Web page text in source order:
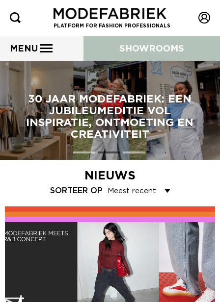
PLATFORM FOR FASHION PROFESSIONALS
MENU SHOWROOMS
30 JAAR MODEFABRIEK: EEN
JUBILEUMEDITIE VOL
INSPIRATIE, ONTMOETING EN
CREATIVITEIT
NIEUWS
SORTEER OP